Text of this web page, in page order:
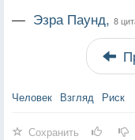
— Эзра Паунд, 8
Человек Взгляд Риск
Сохранить